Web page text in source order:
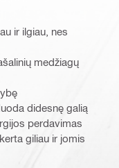
ir ilgiau, nes
medžiagų
didesnę galią
perdavimas
giliau ir jomis